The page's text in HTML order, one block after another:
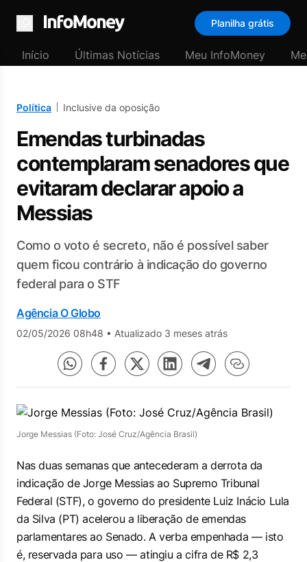
Menu
Planilha grátis
Início Últimas Notícias Meu InfoMoney
Política Inclusive da oposição
Emendas turbinadas
contemplaram senadores que
evitaram declarar apoio a
Messias
Como o voto é secreto, não é possível saber
quem ficou contrário à indicação do governo
federal para o STF
Agência O Globo
02/05/2026 08h48 • Atualizado 3 meses atrás
Jorge Messias (Foto: José Cruz/Agência Brasil)
Nas duas semanas que antecederam a derrota da
indicação de Jorge Messias ao Supremo Tribunal
Federal (STF), o governo do presidente Luiz Inácio Lula
da Silva (PT) acelerou a liberação de emendas
parlamentares ao Senado. A verba empenhada — isto
é, reservada para uso — atingiu a cifra de R$ 2,3